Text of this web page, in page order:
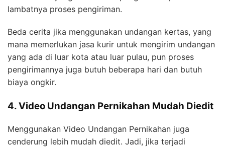
lambatnya proses pengiriman.
Beda cerita jika menggunakan undangan kertas, yang
mana memerlukan jasa kurir untuk mengirim undangan
yang ada di luar kota atau luar pulau, pun proses
pengirimannya juga butuh beberapa hari dan butuh
biaya ongkir.
4. Video Undangan Pernikahan Mudah Diedit
Menggunakan Video Undangan Pernikahan juga
cenderung lebih mudah diedit. Jadi, jika terjadi